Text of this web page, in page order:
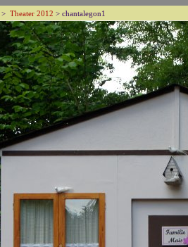
> Theater 2012 > chantalegon1